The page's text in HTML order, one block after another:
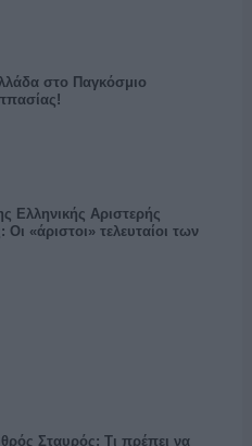
στο Παγκόσμιο
Ελληνικής Αριστερής
«άριστοι» τελευταίοι των
Σταυρός: Τι πρέπει να